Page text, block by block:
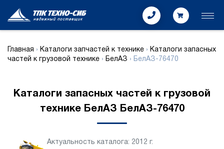
Главная › Каталоги запчастей к технике › Каталоги запасных
частей к грузовой технике › БелАЗ › БелАЗ-76470
Каталоги запасных частей к грузовой
технике БелАЗ БелАЗ-76470
Актуальность каталога: 2012 г.